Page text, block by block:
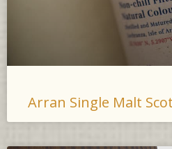
Arran Single Malt